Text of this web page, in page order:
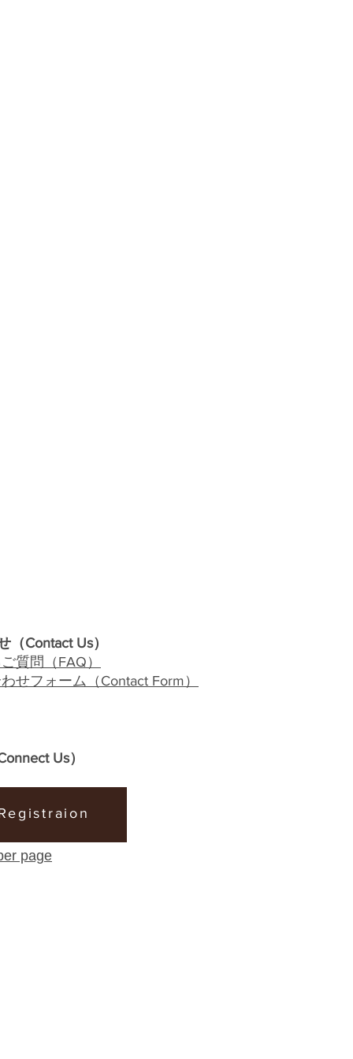
（Contact Us）
質問（ FAQ ）
せフォーム（Contact Form ）
Us）
page